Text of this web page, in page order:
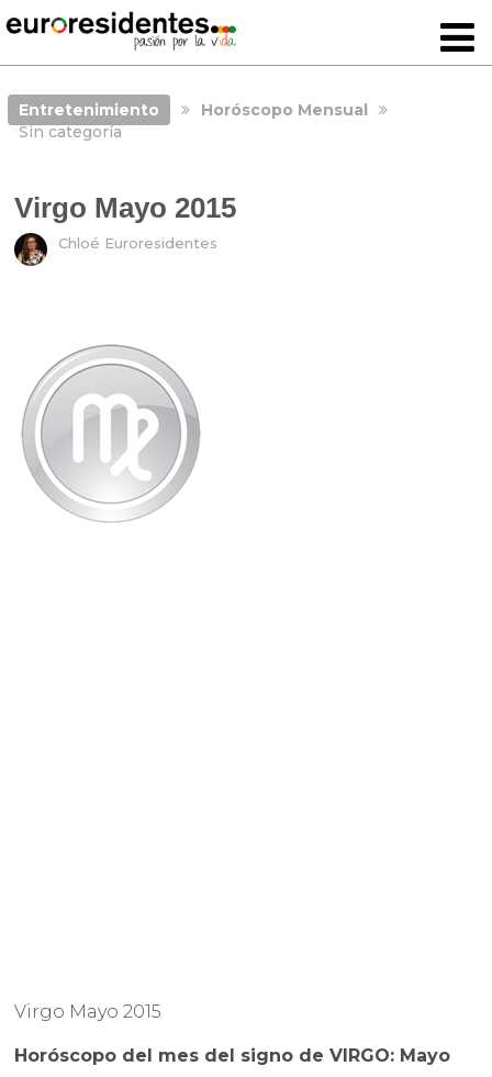
Entretenimiento
Horóscopo Mensual
Sin categoría
Virgo Mayo 2015
Chloé Euroresidentes
Virgo Mayo 2015
Horóscopo del mes del signo de VIRGO: Mayo